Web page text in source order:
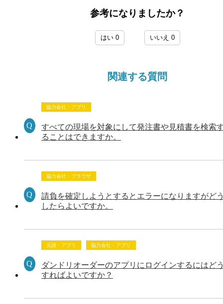
参考になりましたか？
はい 0 いいえ 0
関連する質問
協力会社・アプリ
すべての現場を対象にして発注書や見積書を検索
ることはできますか。
協力会社・ブラウザ
請負を確定しようとするとエラーになりますがど
したらよいですか。
元請・アプリ 協力会社・アプリ
ダンドリオーダーのアプリにログインするにはど
すればよいですか？